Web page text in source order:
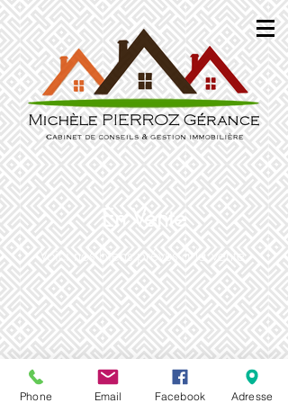
En Vente
Voici nos biens prévus à la vente
BIEN
Phone Email Facebook Adresse